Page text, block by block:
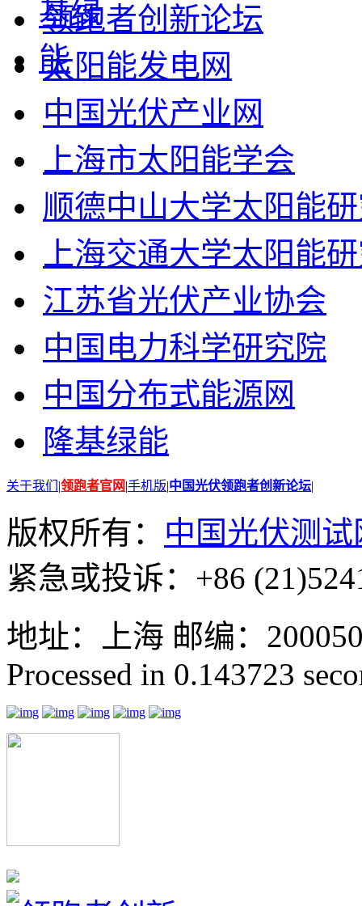
领跑者创新论坛
太阳能发电网
中国光伏产业网
上海市太阳能学会
顺德中山大学太阳能
上海交通大学太阳能
江苏省光伏产业协会
中国电力科学研究院
中国分布式能源网
隆基绿能
关于我们 |领跑者官网|手机版|中国光伏领跑者创新论坛|
版权所有： 中国光伏测试
紧急或投诉：+86
地址：上海 邮编：
Processed in 0.143723